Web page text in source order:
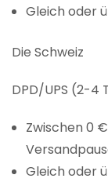
Gleich oder
Die Schweiz
DPD/UPS (2-4
Zwischen 0
Gleich oder